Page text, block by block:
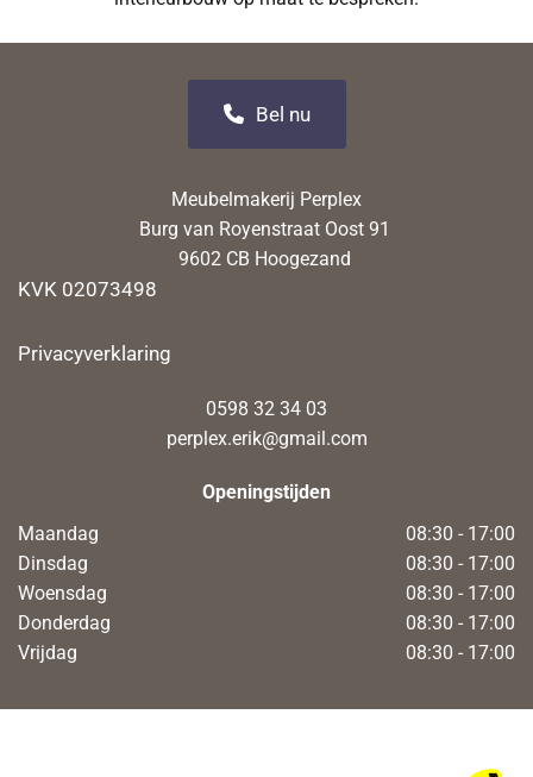
Bel nu
Meubelmakerij Perplex
Burg van Royenstraat Oost 91
9602 CB Hoogezand
KVK 02073498
Privacyverklaring
0598 32 34 03
perplex.erik@gmail.com
Openingstijden
Maandag
08:30 - 17:00
Dinsdag
08:30 - 17:00
Woensdag
08:30 - 17:00
Donderdag
08:30 - 17:00
Vrijdag
08:30 - 17:00